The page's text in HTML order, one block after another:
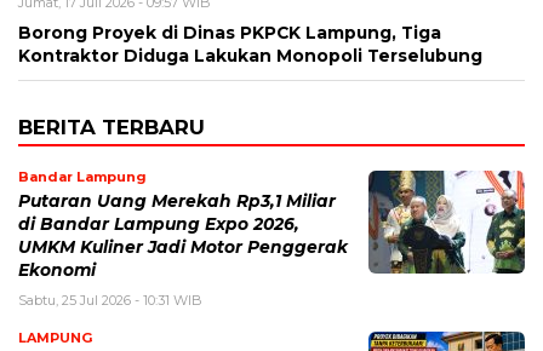
Borong Proyek di Dinas PKPCK Lampung, Tiga
Kontraktor Diduga Lakukan Monopoli Terselubung
BERITA TERBARU
Bandar Lampung
Putaran Uang Merekah Rp3,1 Miliar
di Bandar Lampung Expo 2026,
UMKM Kuliner Jadi Motor Penggerak
Ekonomi
Sabtu, 25 Jul 2026 - 10:31 WIB
LAMPUNG